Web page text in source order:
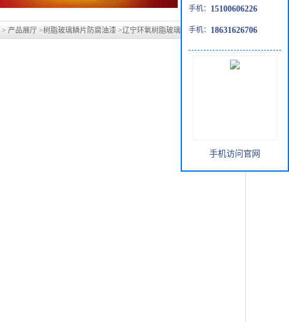
> 产品展厅 >树脂玻璃鳞片防腐油漆 >辽宁环氧树脂玻璃鳞片胶泥涂料生产
手机： 15100606226
手机： 18631626706
手机访问官网